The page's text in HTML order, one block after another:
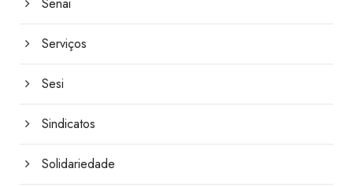
Senai
Serviços
Sesi
Sindicatos
Solidariedade